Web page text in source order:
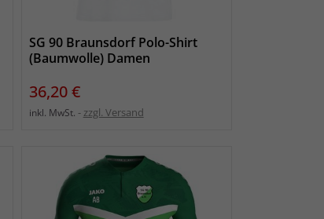
SG 90 Braunsdorf Polo-Shirt
(Baumwolle) Damen
Preis
36,20 €
inkl. MwSt. zzgl. Versand